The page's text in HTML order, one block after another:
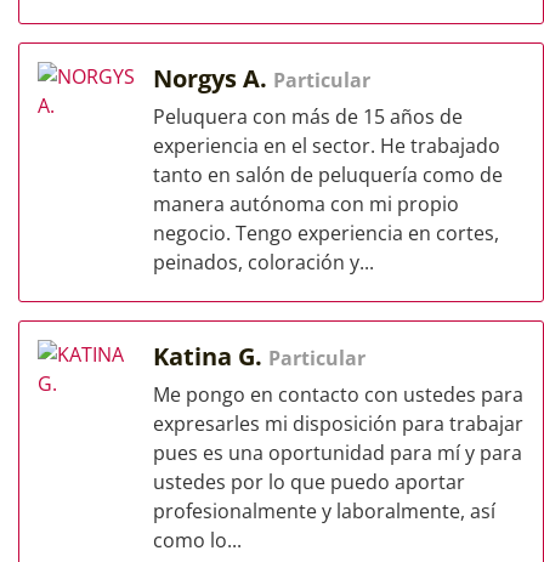
Norgys A. Particular
Peluquera con más de 15 años de
experiencia en el sector. He trabajado
tanto en salón de peluquería como de
manera autónoma con mi propio
negocio. Tengo experiencia en cortes,
peinados, coloración y...
Katina G. Particular
Me pongo en contacto con ustedes para
expresarles mi disposición para trabajar
pues es una oportunidad para mí y para
ustedes por lo que puedo aportar
profesionalmente y laboralmente, así
como lo...